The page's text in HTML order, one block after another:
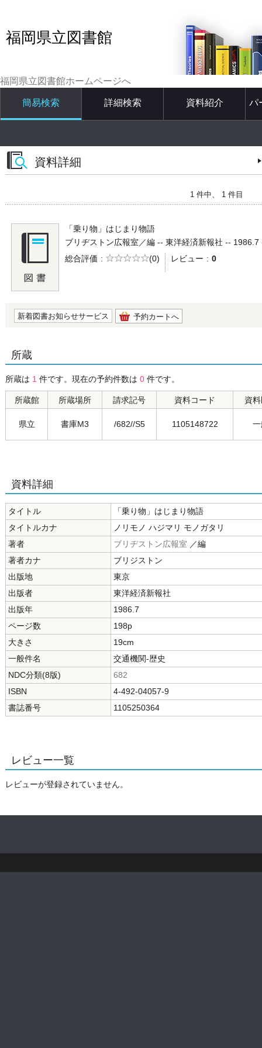
福岡県立図書館
福岡県立図書館ホームページへ
簡易検索 詳細検索 資料紹介 パ
資料詳細
1 件中、 1 件目
「乗り物」はじまり物語
ブリヂストン広報室／編 -- 東洋経済新報社 -- 1986.7
総合評価
5段階評価
(0) レビュー 0
新着図書お知らせサービス 予約カートへ
所蔵
所蔵は 1 件です。現在の予約件数は 0 件です。
所蔵館 所蔵場所 請求記号 資料コード 資
県立 書庫M3 /682//S5 1105148722
資料詳細
タイトル
「乗り物」はじまり物語
タイトルカナ
ノリモノ ハジマリ モノガタリ
著者
ブリヂストン広報室 ／編
著者カナ
ブリジストン
出版地
東京
出版者
東洋経済新報社
出版年
1986.7
ページ数
198p
大きさ
19cm
一般件名
交通機関-歴史
NDC分類(8版)
682
ISBN
4-492-04057-9
書誌番号
1105250364
レビュー一覧
レビューが登録されていません。